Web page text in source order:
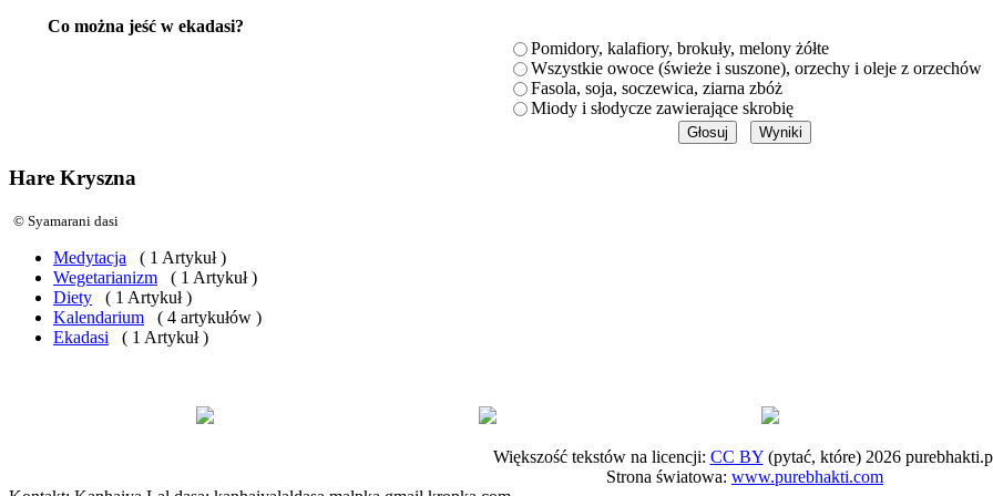
Co można jeść w ekadasi?
Pomidory, kalafiory, brokuły, melony żółte
Wszystkie owoce (świeże i suszone), orzechy i oleje z orzechów
Fasola, soja, soczewica, ziarna zbóż
Miody i słodycze zawierające skrobię
Hare Kryszna
© Syamarani dasi
Medytacja
( 1 Artykuł )
Wegetarianizm
( 1 Artykuł )
Diety
( 1 Artykuł )
Kalendarium
( 4 artykułów )
Ekadasi
( 1 Artykuł )
Większość tekstów na licencji: CC BY(pytać, które) 2026
Strona światowa: www.purebhakti.com